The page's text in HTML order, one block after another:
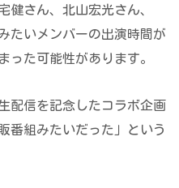
健さん、北山宏光さん、
たいメンバーの出演時間が
った可能性があります。
配信を記念したコラボ企画
番組みたいだった」という